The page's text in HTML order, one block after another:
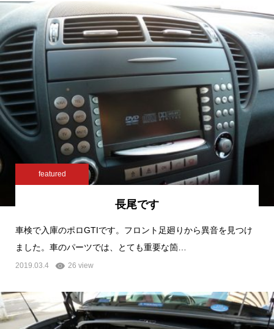
featured
長尾です
車検で入庫のポロGTIです。フロント足廻りから異音を見つけ
ました。車のパーツでは、とても重要な箇…
2019.03.4 26 view